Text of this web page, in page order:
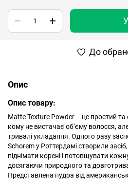
До
Опис
Опис товару:
Matte Texture Powder – це простий та
кому не вистачає об’єму волосся,
тривалі укладання. Одного разу
Schorem у Роттердамі створили
піднімати корені і потовщувати
досягаючи природного та
Представлена пудра від